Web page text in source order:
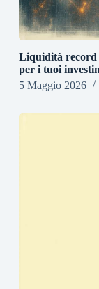
Liquidità record
per i tuoi
5 Maggio 2026